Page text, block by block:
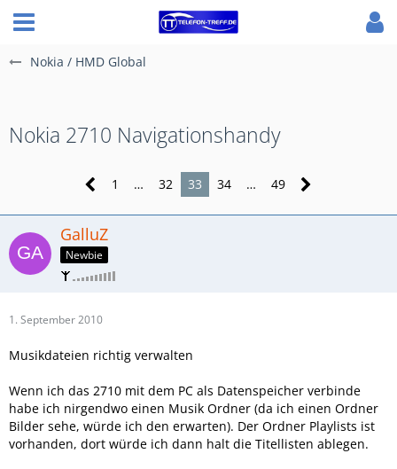
Nokia / HMD Global
Nokia 2710 Navigationshandy
1 … 32 33 34 … 49
GalluZ
Newbie
1. September 2010
Musikdateien richtig verwalten
Wenn ich das 2710 mit dem PC als Datenspeicher verbinde
habe ich nirgendwo einen Musik Ordner (da ich einen Ordner
Bilder sehe, würde ich den erwarten). Der Ordner Playlists ist
vorhanden, dort würde ich dann halt die Titellisten ablegen.